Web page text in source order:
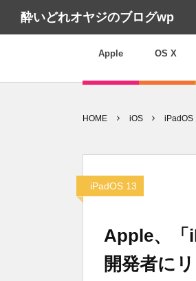
酔いどれオヤジのブログwp
Apple OS X
HOME iOS iPadOS
iPadOS 13
Apple、「
開発者に